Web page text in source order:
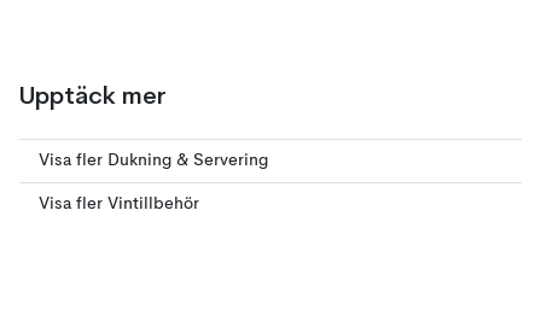
Upptäck mer
Visa fler Dukning & Servering
Visa fler Vintillbehör